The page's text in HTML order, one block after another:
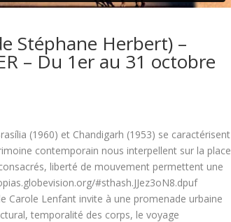
Stéphane Herbert) –
– Du 1er au 31 octobre
(1960) et Chandigarh (1953) se caractérisent
contemporain nous interpellent sur la place
liberté de mouvement permettent une
#sthash.JJez3oN8.dpuf
Carole Lenfant invite à une promenade urbaine
temporalité des corps, le voyage